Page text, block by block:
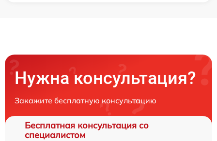
Нужна консультация?
Закажите бесплатную консультацию
Бесплатная консультация со
специалистом